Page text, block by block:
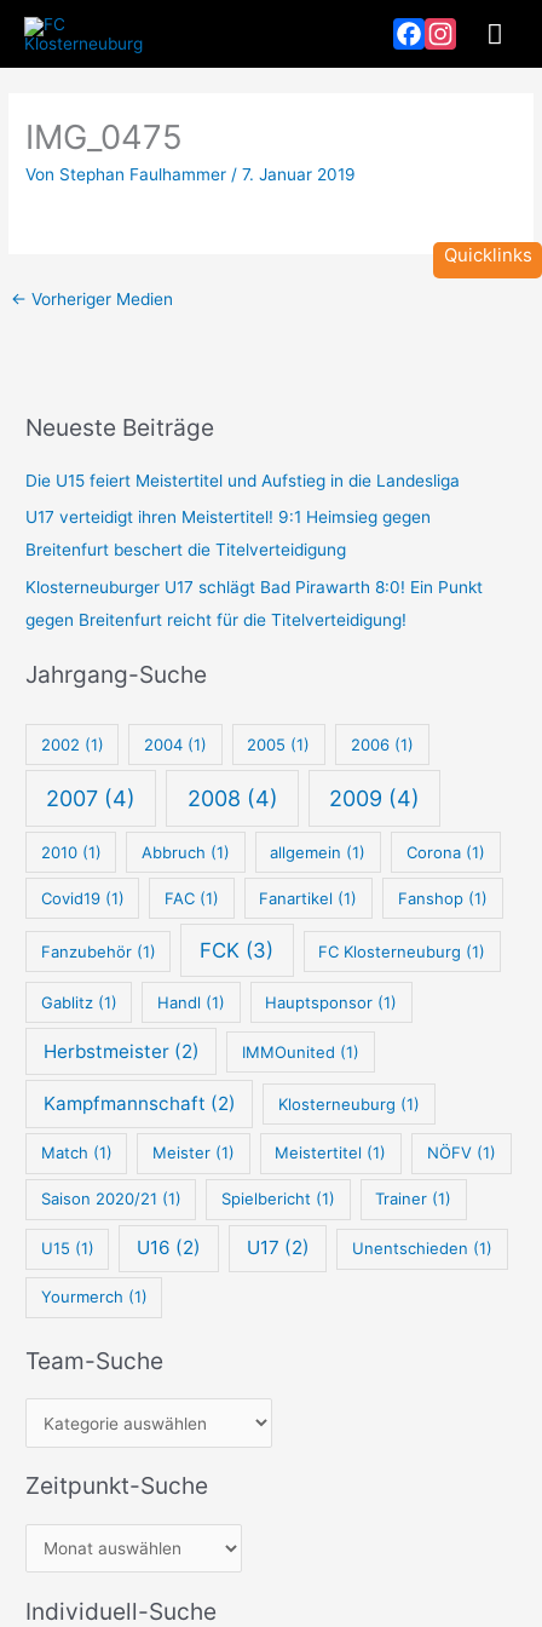
Inhalt
springen
Facebook
Instagram
IMG_0475
Von Stephan Faulhammer /7. Januar 2019
← Vorheriger Medien
Neueste Beiträge
Die U15 feiert Meistertitel und Aufstieg in die Landesliga
U17 verteidigt ihren Meistertitel! 9:1 Heimsieg gegen
Breitenfurt beschert die Titelverteidigung
Klosterneuburger U17 schlägt Bad Pirawarth 8:0! Ein Punkt
gegen Breitenfurt reicht für die Titelverteidigung!
Jahrgang-Suche
2002 (1) 2004 (1) 2005 (1) 2006(1)
2007 (4) 2008 (4) 2009 (4)
2010(1) Abbruch (1) allgemein (1) Corona(1)
Covid19(1) FAC (1) Fanartikel (1) Fanshop(1)
Fanzubehör(1) FCK (3) FC Klosterneuburg (1)
Gablitz(1) Handl (1) Hauptsponsor (1)
Herbstmeister(2) IMMOunited (1)
Kampfmannschaft (2) Klosterneuburg (1)
Match (1) Meister (1) Meistertitel (1) NÖFV(1)
Saison 2020/21 (1) Spielbericht (1) Trainer (1)
U15 (1) U16 (2) U17 (2) Unentschieden (1)
Yourmerch (1)
Team-Suche
T
m
-
S
u
h
e
Zeitpunkt-Suche
Z
t
p
u
n
t
-
Individuell-Suche
Quicklinks